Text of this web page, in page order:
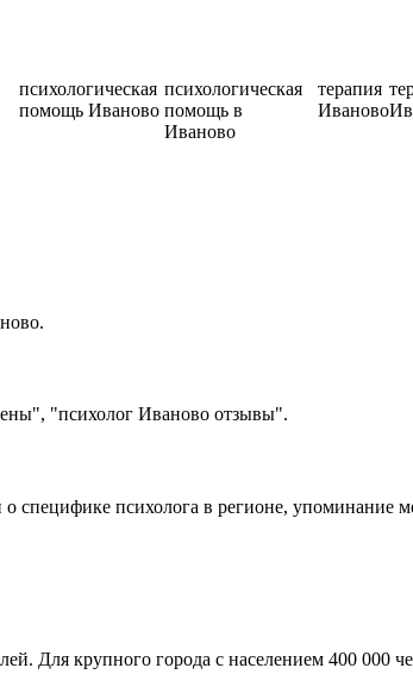
психологическая
помощь Иваново
психологическая
помощь в
Иваново
терапия
Иваново
"психолог Иваново отзывы".
специфике психолога в регионе, упоминание
Для крупного города с населением 400 000